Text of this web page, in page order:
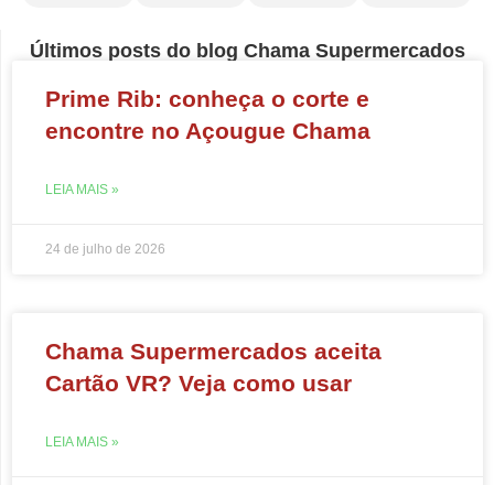
Últimos posts do blog Chama Supermercados
Prime Rib: conheça o corte e
encontre no Açougue Chama
LEIA MAIS »
24 de julho de 2026
Chama Supermercados aceita
Cartão VR? Veja como usar
LEIA MAIS »